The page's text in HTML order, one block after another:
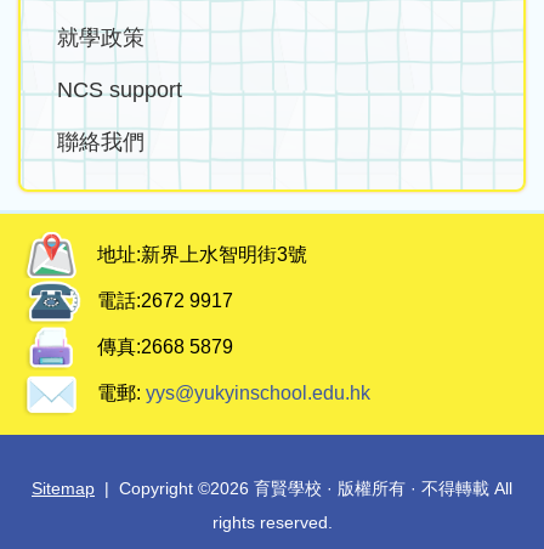
就學政策
NCS support
聯絡我們
地址:新界上水智明街3號
電話:2672 9917
傳真:2668 5879
電郵: yys@yukyinschool.edu.hk
Sitemap | Copyright ©2026 育賢學校 · 版權所有 · 不得轉載 All
rights reserved.